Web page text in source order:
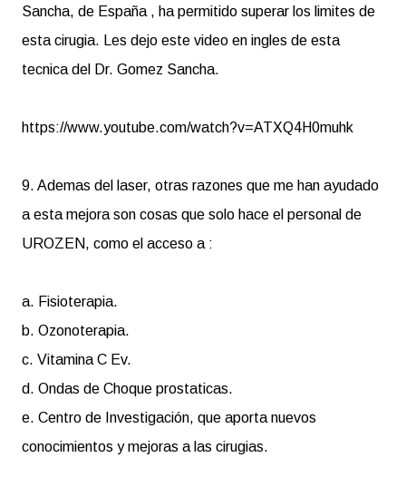
Sancha, de España , ha permitido superar los limites de
esta cirugia. Les dejo este video en ingles de esta
tecnica del Dr. Gomez Sancha.
https://www.youtube.com/watch?v=ATXQ4H0muhk
9. Ademas del laser, otras razones que me han ayudado
a esta mejora son cosas que solo hace el personal de
UROZEN, como el acceso a :
a. Fisioterapia.
b. Ozonoterapia.
c. Vitamina C Ev.
d. Ondas de Choque prostaticas.
e. Centro de Investigación, que aporta nuevos
conocimientos y mejoras a las cirugias.